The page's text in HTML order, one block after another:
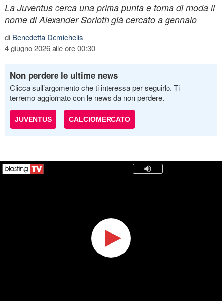
La Juventus cerca una prima punta e torna di moda il
nome di Alexander Sorloth già cercato a gennaio
di Benedetta Demichelis
4 giugno 2026 alle ore 00:30
Non perdere le ultime news
Clicca sull’argomento che ti interessa per seguirlo. Ti
terremo aggiornato con le news da non perdere.
JUVENTUS CALCIOMERCATO